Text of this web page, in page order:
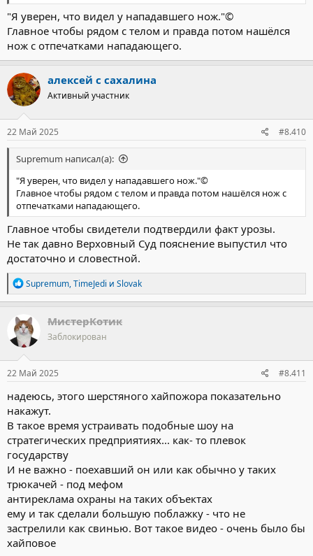
"Я уверен, что видел у нападавшего нож."©
Главное чтобы рядом с телом и правда потом нашёлся
нож с отпечатками нападающего.
алексей с сахалина
Активный участник
22 Май 2025 #8.410
Supremum написал(а):
"Я уверен, что видел у нападавшего нож."©
Главное чтобы рядом с телом и правда потом нашёлся нож с
отпечатками нападающего.
Главное чтобы свидетели подтвердили факт урозы.
Не так давно Верховный Суд пояснение выпустил что
достаточно и словестной.
Р
е
а
к
ц
и
и
:
Supremum,TimeJedi и Slovak
МистерКотик
Заблокирован
22 Май 2025 #8.411
надеюсь, этого шерстяного хайпожора показательно
накажут.
В такое время устраивать подобные шоу на
стратегических предприятиях... как- то плевок
государству
И не важно - поехавший он или как обычно у таких
трюкачей - под мефом
антиреклама охраны на таких объектах
ему и так сделали большую поблажку - что не
застрелили как свинью. Вот такое видео - очень было бы
хайповое